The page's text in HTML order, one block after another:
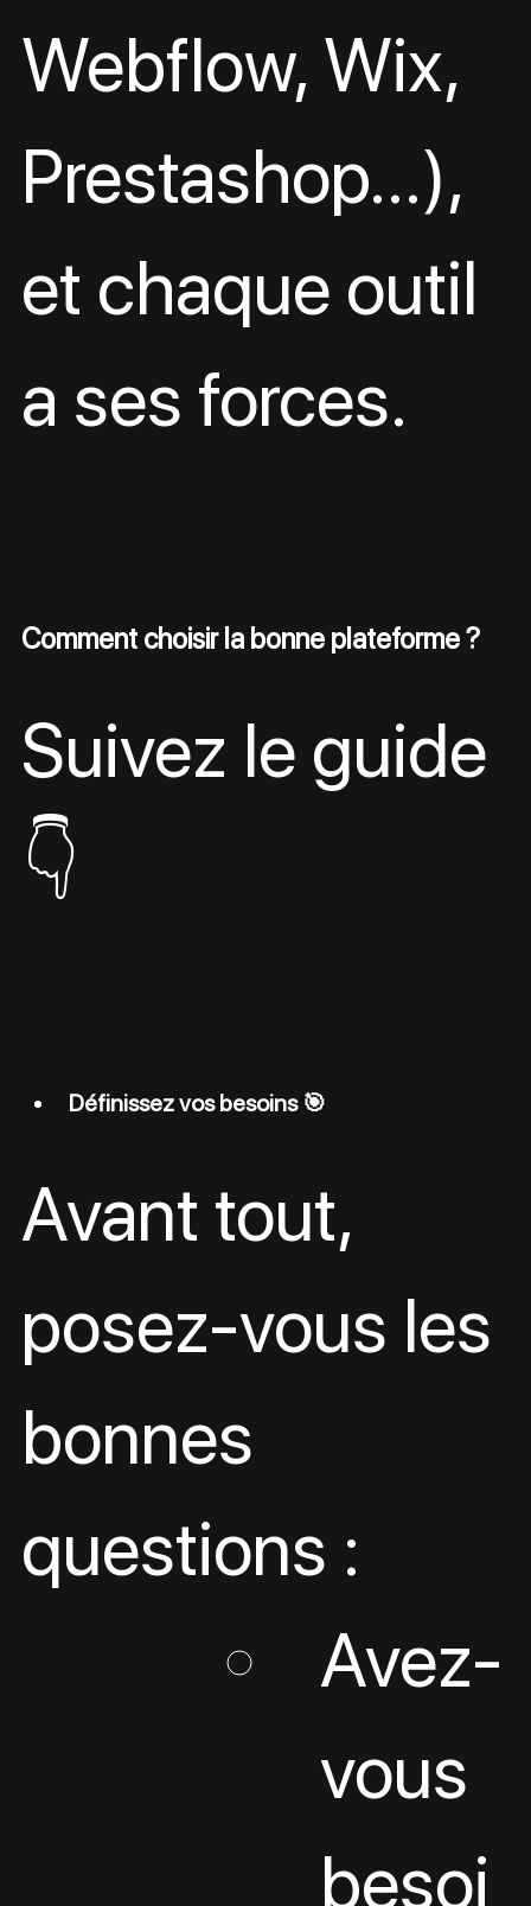
Webflow, Wix,
Prestashop…),
et chaque outil
a ses forces.
Comment choisir la bonne plateforme ?
Suivez le guide
👇
Définissez vos besoins 🎯
Avant tout,
posez-vous les
bonnes
questions :
Avez-
vous
besoi